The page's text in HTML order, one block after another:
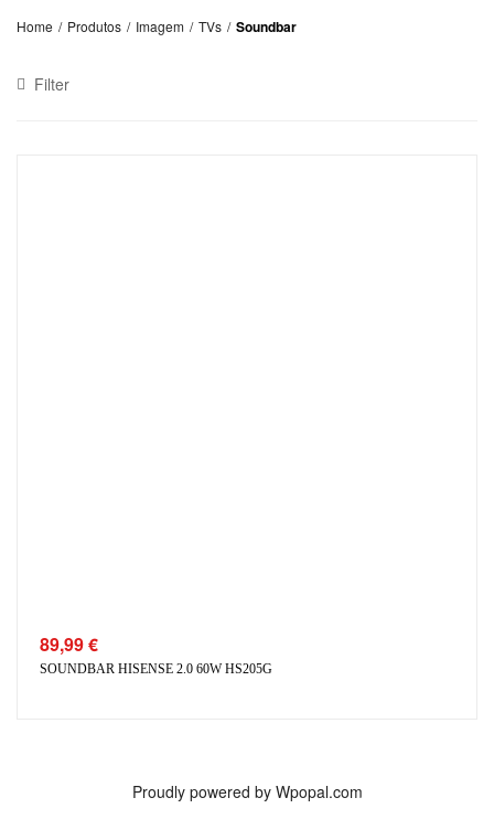
Home / Produtos / Imagem / TVs / Soundbar
Filter
89,99€
SOUNDBAR HISENSE 2.0 60W HS205G
Proudly powered by Wpopal.com